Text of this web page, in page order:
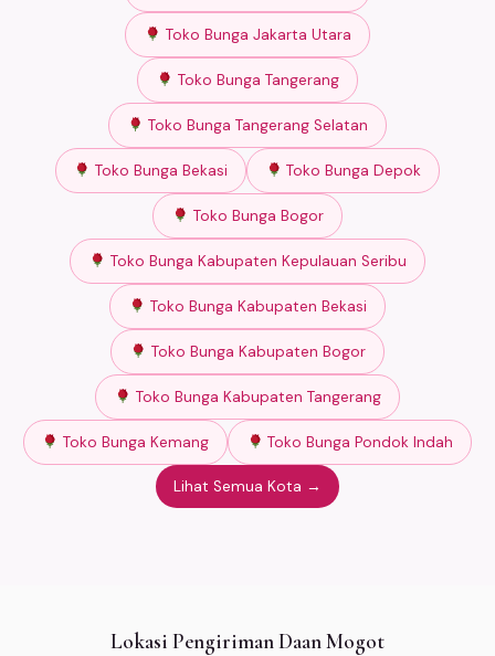
Toko Bunga Jakarta Utara
Toko Bunga Tangerang
Toko Bunga Tangerang Selatan
Toko Bunga Bekasi Toko Bunga Depok
Toko Bunga Bogor
Toko Bunga Kabupaten Kepulauan Seribu
Toko Bunga Kabupaten Bekasi
Toko Bunga Kabupaten Bogor
Toko Bunga Kabupaten Tangerang
Toko Bunga Kemang Toko Bunga Pondok Indah
Lihat Semua Kota →
Lokasi Pengiriman Daan Mogot